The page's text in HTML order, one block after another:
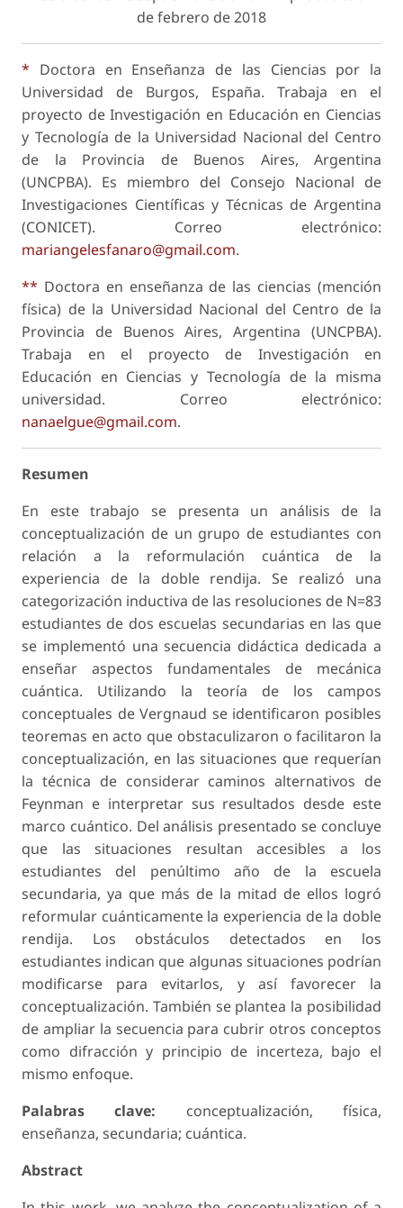
de febrero de 2018
* Doctora en Enseñanza de las Ciencias por la
Universidad de Burgos, España. Trabaja en el
proyecto de Investigación en Educación en Ciencias
y Tecnología de la Universidad Nacional del Centro
de la Provincia de Buenos Aires, Argentina
(UNCPBA). Es miembro del Consejo Nacional de
Investigaciones Científicas y Técnicas de Argentina
(CONICET). Correo electrónico:
mariangelesfanaro@gmail.com.
** Doctora en enseñanza de las ciencias (mención
física) de la Universidad Nacional del Centro de la
Provincia de Buenos Aires, Argentina (UNCPBA).
Trabaja en el proyecto de Investigación en
Educación en Ciencias y Tecnología de la misma
universidad. Correo electrónico:
nanaelgue@gmail.com.
Resumen
En este trabajo se presenta un análisis de la
conceptualización de un grupo de estudiantes con
relación a la reformulación cuántica de la
experiencia de la doble rendija. Se realizó una
categorización inductiva de las resoluciones de N=83
estudiantes de dos escuelas secundarias en las que
se implementó una secuencia didáctica dedicada a
enseñar aspectos fundamentales de mecánica
cuántica. Utilizando la teoría de los campos
conceptuales de Vergnaud se identificaron posibles
teoremas en acto que obstaculizaron o facilitaron la
conceptualización, en las situaciones que requerían
la técnica de considerar caminos alternativos de
Feynman e interpretar sus resultados desde este
marco cuántico. Del análisis presentado se concluye
que las situaciones resultan accesibles a los
estudiantes del penúltimo año de la escuela
secundaria, ya que más de la mitad de ellos logró
reformular cuánticamente la experiencia de la doble
rendija. Los obstáculos detectados en los
estudiantes indican que algunas situaciones podrían
modificarse para evitarlos, y así favorecer la
conceptualización. También se plantea la posibilidad
de ampliar la secuencia para cubrir otros conceptos
como difracción y principio de incerteza, bajo el
mismo enfoque.
Palabras clave: conceptualización, física,
enseñanza, secundaria; cuántica.
Abstract